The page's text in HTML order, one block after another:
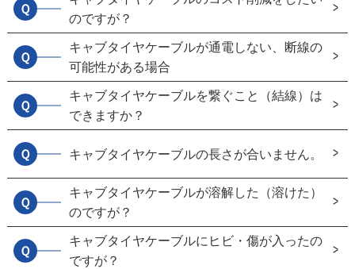
Ｑ
のですが？
Ｑ
キャブタイヤケーブルが通電しない、断線の
可能性がある場合
Ｑ
キャブタイヤケーブルを繋ぐこと（結線）は
できますか？
Ｑ キャブタイヤケーブルの長さが合いません。
Ｑ
キャブタイヤケーブルが溶解した（溶けた）
のですが？
Ｑ
キャブタイヤケーブルにヒビ・傷が入ったの
ですが？